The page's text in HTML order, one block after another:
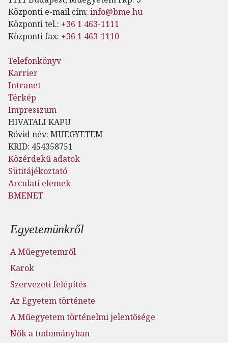
Központi e-mail cím: info@bme.hu
Központi tel.: +36 1 463-1111
Központi fax: +36 1 463-1110
Telefonkönyv
Karrier
Intranet
Térkép
Impresszum
HIVATALI KAPU
Rövid név: MUEGYETEM
KRID: 454358751
Közérdekű adatok
Sütitájékoztató
Arculati elemek
BMENET
Lábléc menü
Egyetemünkről
A Műegyetemről
Karok
Szervezeti felépítés
Az Egyetem története
A Műegyetem történelmi jelentősége
Nők a tudományban